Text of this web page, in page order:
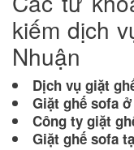
kiếm dịch
Nhuận
Dịch vụ giặt
Giặt ghế sofa
Công ty giặt
Giặt ghế sofa